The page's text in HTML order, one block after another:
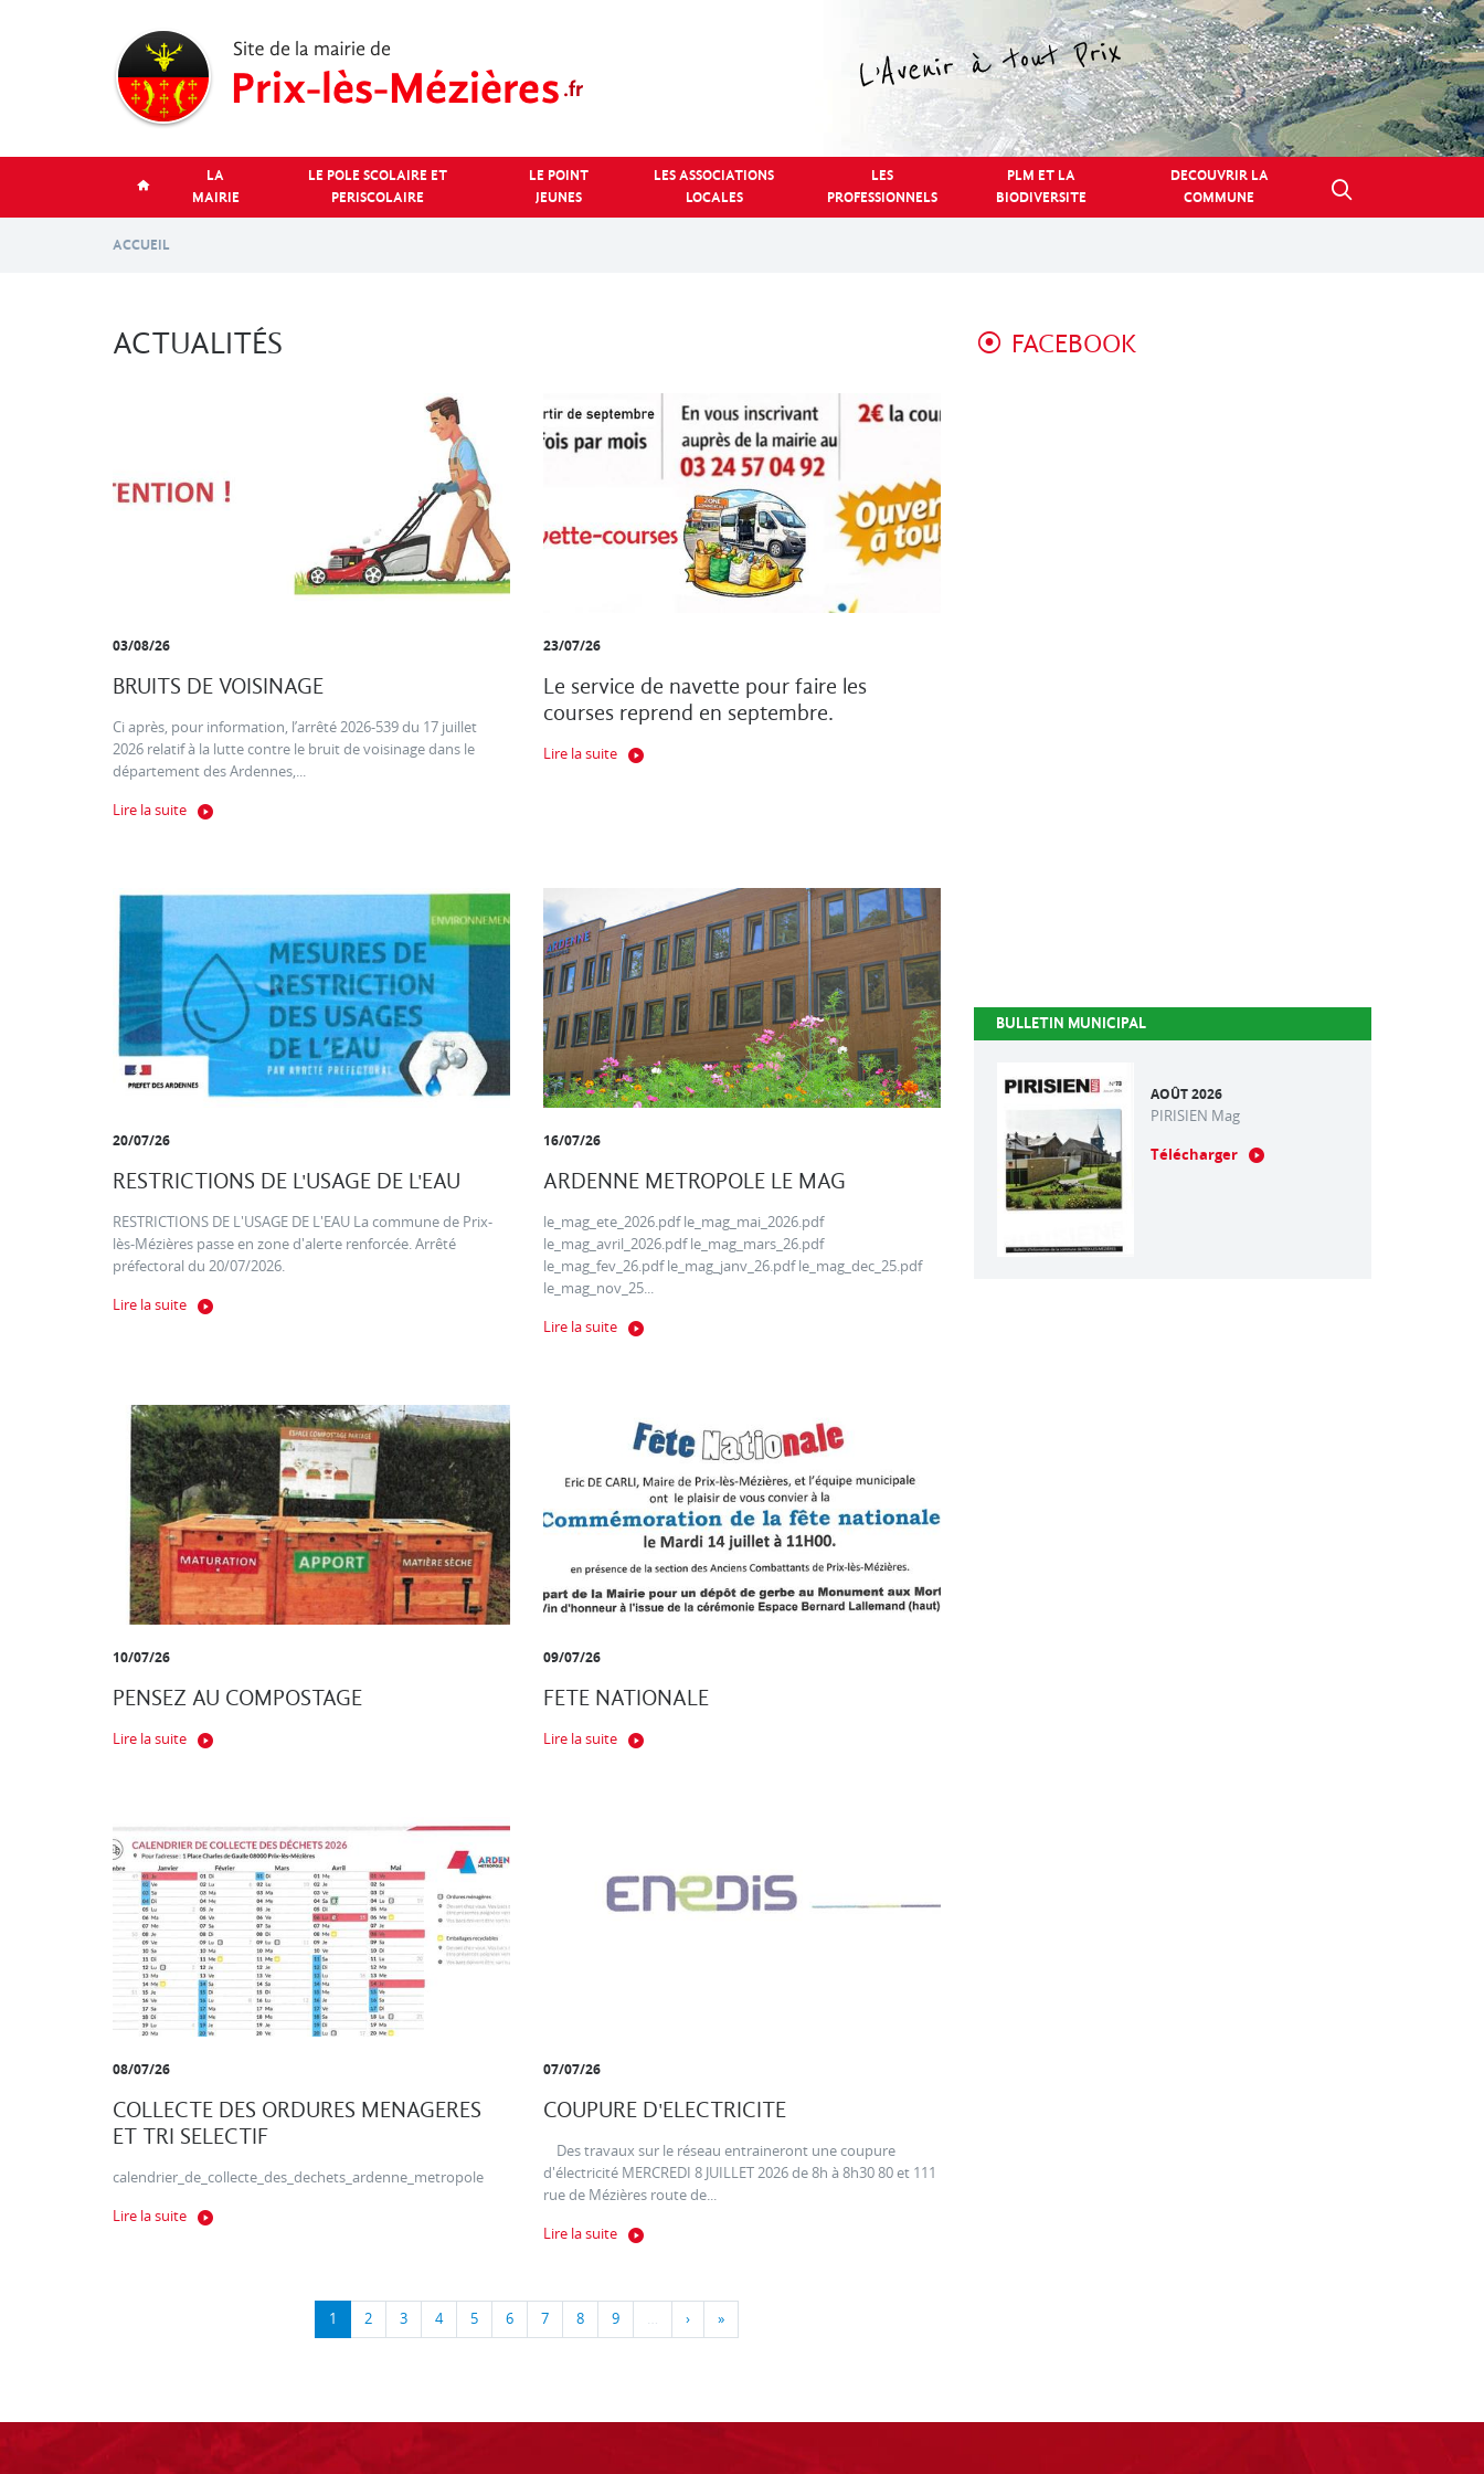
LA
MAIRIE
LE POLE SCOLAIRE ET
PERISCOLAIRE
LE POINT
JEUNES
LES ASSOCIATIONS
LOCALES
LES
PROFESSIONNELS
PLM ET LA
BIODIVERSITE
DECOUVRIR LA
COMMUNE
ACCUEIL
ACTUALITÉS
03/08/26
BRUITS DE VOISINAGE
Ci après, pour information, l’arrêté 2026-539 du 17 juillet
2026 relatif à la lutte contre le bruit de voisinage dans le
département des Ardennes,...
Lire la suite
23/07/26
Le service de navette pour faire les
courses reprend en septembre.
Lire la suite
20/07/26
RESTRICTIONS DE L'USAGE DE L'EAU
RESTRICTIONS DE L'USAGE DE L'EAU La commune de Prix-
lès-Mézières passe en zone d'alerte renforcée. Arrêté
préfectoral du 20/07/2026.
Lire la suite
16/07/26
ARDENNE METROPOLE LE MAG
le_mag_ete_2026.pdf le_mag_mai_2026.pdf
le_mag_avril_2026.pdf le_mag_mars_26.pdf
le_mag_fev_26.pdf le_mag_janv_26.pdf le_mag_dec_25.pdf
le_mag_nov_25...
Lire la suite
10/07/26
PENSEZ AU COMPOSTAGE
Lire la suite
09/07/26
FETE NATIONALE
Lire la suite
08/07/26
COLLECTE DES ORDURES MENAGERES
ET TRI SELECTIF
calendrier_de_collecte_des_dechets_ardenne_metropole
Lire la suite
07/07/26
COUPURE D'ELECTRICITE
Des travaux sur le réseau entraineront une coupure
d'électricité MERCREDI 8 JUILLET 2026 de 8h à 8h30 80 et 111
rue de Mézières route de...
Lire la suite
1 2 3 4 5 6 7 8 9 … › »
FACEBOOK
BULLETIN MUNICIPAL
AOÛT 2026
PIRISIEN Mag
Télécharger